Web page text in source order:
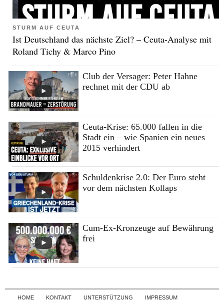
STURM AUF CEUTA
Ist Deutschland das nächste Ziel? – Ceuta-Analyse mit
Roland Tichy & Marco Pino
Club der Versager: Peter Hahne
rechnet mit der CDU ab
Ceuta-Krise: 65.000 fallen in die
Stadt ein – wie Spanien ein neues
2015 verhindert
Schuldenkrise 2.0: Der Euro steht
vor dem nächsten Kollaps
Cum-Ex-Kronzeuge auf Bewährung
frei
Skip to content
HOME KONTAKT UNTERSTÜTZUNG
IMPRESSUM